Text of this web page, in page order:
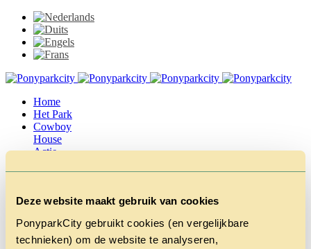
Deze website maakt gebruik van cookies
PonyparkCity gebruikt cookies (en vergelijkbare
technieken) om de website te analyseren,
Home
Het Park
Cowboy
House
Actie
Tarieven &